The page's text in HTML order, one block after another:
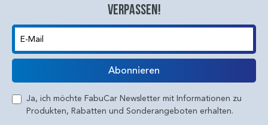
verpassen!
E-Mail
Abonnieren
Ja, ich möchte FabuCar Newsletter mit Informationen zu
Produkten, Rabatten und Sonderangeboten erhalten.